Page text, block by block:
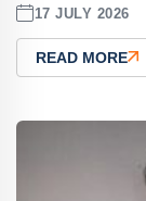
17 JULY 2026
READ MORE